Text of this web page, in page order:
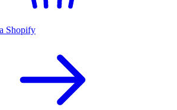
Shopify